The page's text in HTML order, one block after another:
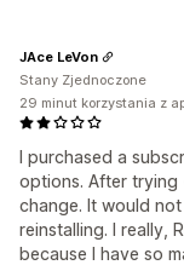
I purchased a
options. After trying
change. It would
reinstalling. I really,
because I have so
JAce LeVon
Stany Zjednoczone
29 minut korzystania z